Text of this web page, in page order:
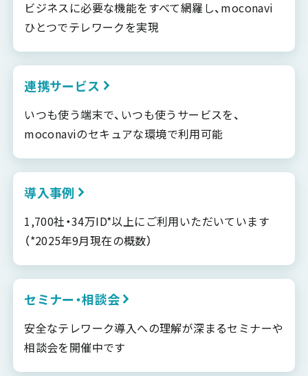
ビジネスに必要な機能をすべて網羅し、moconavi
ひとつでテレワークを実現
連携サービス
いつも使う端末で、いつも使うサービスを、
moconaviのセキュアな環境で利用可能
導入事例
1,700社・34万ID*以上にご利用いただいています
（*2025年9月現在の概数）
セミナー・相談会
安全なテレワーク導入への理解が深まるセミナーや
相談会を開催中です